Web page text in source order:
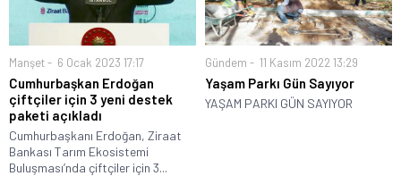
Manşet 6 Ocak 2023 17:17
Cumhurbaşkan Erdoğan
çiftçiler için 3 yeni destek
paketi açıkladı
Cumhurbaşkanı Erdoğan, Ziraat
Bankası Tarım Ekosistemi
Buluşması’nda çiftçiler için 3...
Gündem 11 Kasım 2022 13:29
Yaşam Parkı Gün Sayıyor
YAŞAM PARKI GÜN SAYIYOR